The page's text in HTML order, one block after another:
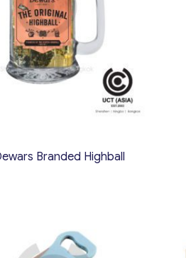
Branded Highball